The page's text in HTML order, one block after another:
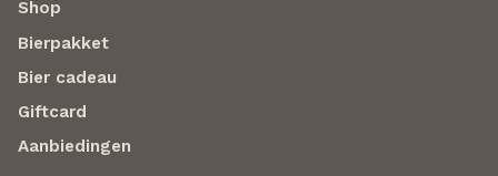
Shop
Bierpakket
Bier cadeau
Giftcard
Aanbiedingen